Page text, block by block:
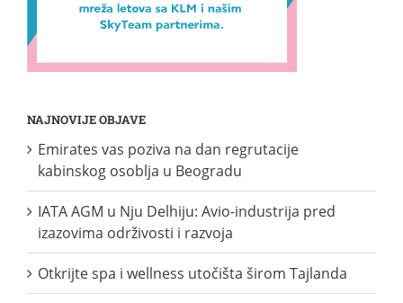
NAJNOVIJE OBJAVE
Emirates vas poziva na dan regrutacije
kabinskog osoblja u Beogradu
IATA AGM u Nju Delhiju: Avio-industrija pred
izazovima održivosti i razvoja
Otkrijte spa i wellness utočišta širom Tajlanda